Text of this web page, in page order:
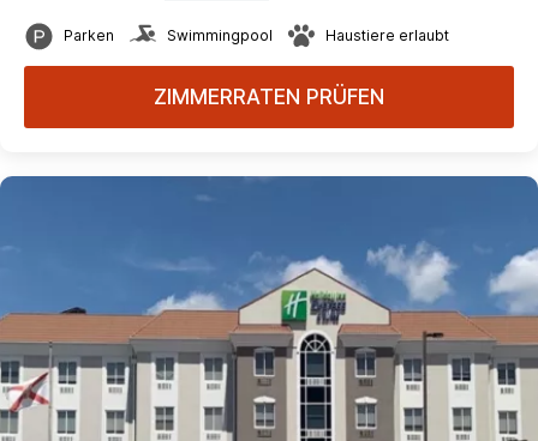
Parken Swimmingpool Haustiere erlaubt
ZIMMERRATEN PRÜFEN